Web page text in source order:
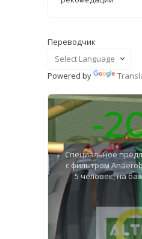
Переводчик
Powered by
-
Специальное
с фильтром
5 человек, на